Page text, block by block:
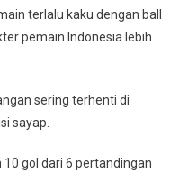
terlalu kaku dengan ball
pemain Indonesia lebih
sering terhenti di
sayap.
10 gol dari 6 pertandingan